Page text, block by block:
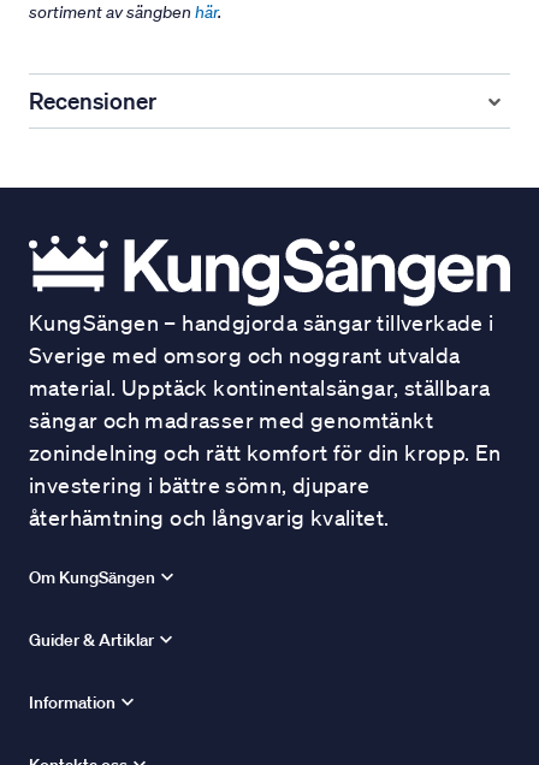
sortiment av sängben här.
Recensioner
KungSängen – handgjorda sängar tillverkade i
Sverige med omsorg och noggrant utvalda
material. Upptäck kontinentalsängar, ställbara
sängar och madrasser med genomtänkt
zonindelning och rätt komfort för din kropp. En
investering i bättre sömn, djupare
återhämtning och långvarig kvalitet.
Om KungSängen
Guider & Artiklar
Information